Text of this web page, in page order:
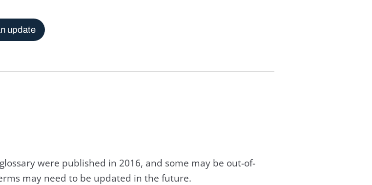
update
were published in 2016, and some may be out-of-
may need to be updated in the future.